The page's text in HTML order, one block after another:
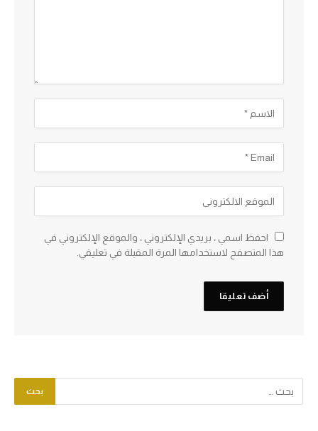
احفظ اسمي ، بريدي الإلكتروني ، والموقع الإلكتروني في
هذا المتصفح لاستخدامها المرة المقبلة في تعليقي.